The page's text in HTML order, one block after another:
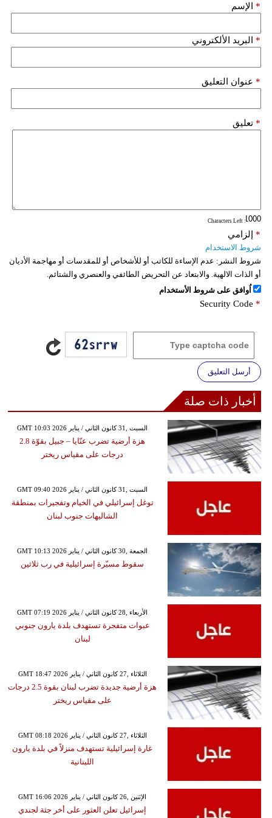
الإسم *
البريد الألكتروني *
عنوان التعليق *
تعليق *
: Characters Left
إلزامي *
شروط الاستخدام
شروط النشر: عدم الإساءة للكاتب أو للأشخاص أو للمقدسات أو مهاجمة الأديان
أو الذات الالهية. والابتعاد عن التحريض الطائفي والعنصري والشتائم.
اُوافق على شروط الأستخدام
Security Code *
أرسل التعليق
أخبار ذات صلة
GMT 10:03 2026 السبت ,31 كانون الثاني / يناير
هزة أرضية تضرب عنّايا – جبيل بقوّة 2.8
درجات على مقياس ريختر
GMT 09:40 2026 السبت ,31 كانون الثاني / يناير
توغل إسرائيلي في الخيام وتفجيرات بمنطقة
الشاليهات جنوب لبنان
GMT 10:13 2026 الجمعة ,30 كانون الثاني / يناير
سقوط مسيّرة إسرائيلية في رب ثلاثين
GMT 07:19 2026 الأربعاء ,28 كانون الثاني / يناير
عبوات متفجرة تستهدف بلدة يارون جنوبي
لبنان
GMT 18:47 2026 الثلاثاء ,27 كانون الثاني / يناير
هزة أرضية جديدة تضرب لبنان بقوة 2.5 درجات
على مقياس ريختر
GMT 08:18 2026 الثلاثاء ,27 كانون الثاني / يناير
غارة إسرائيلية تستهدف منزلاً في بلدة يارون
اللبنانية
GMT 16:06 2026 الإثنين ,26 كانون الثاني / يناير
إسرائيل تعلن العثور على أخر جثة لجندي